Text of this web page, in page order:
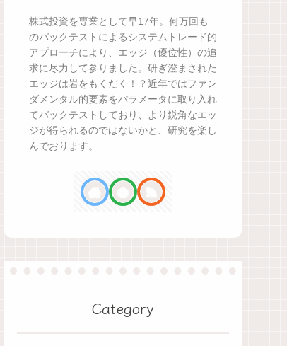
株式投資を専業として早17年。何万回も
のバックテストによるシステムトレード的
アプローチにより、エッジ（優位性）の追
求に尽力して参りました。研ぎ澄まされた
エッジは岩をもくだく！？近年ではファン
ダメンタル的要素をパラメータに取り入れ
てバックテストしており、より鋭角なエッ
ジが得られるのではないかと、研究を楽し
んでおります。
Category